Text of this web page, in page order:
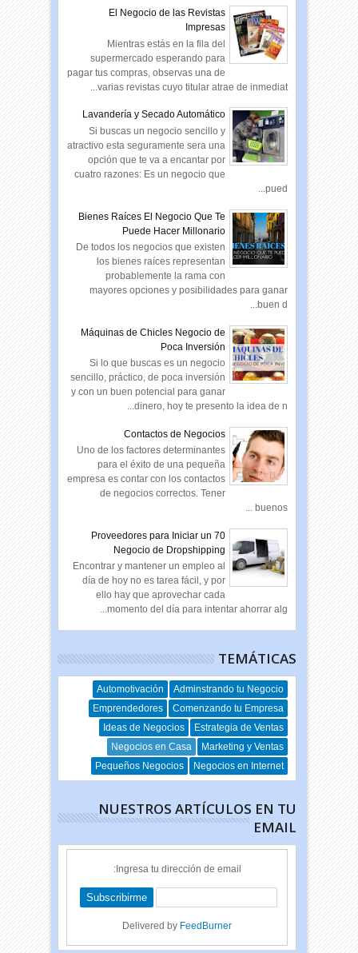
El Negocio de las Revistas
Impresas
Mientras estás en la fila del
supermercado esperando para
pagar tus compras, observas una de
varias revistas cuyo titular atrae de inmediat...
Lavandería y Secado Automático
Si buscas un negocio sencillo y
atractivo esta seguramente sera una
opción que te va a encantar por
cuatro razones: Es un negocio que
pued...
Bienes Raíces El Negocio Que Te
Puede Hacer Millonario
De todos los negocios que existen
los bienes raíces representan
probablemente la rama con
mayores opciones y posibilidades para ganar
buen d...
Máquinas de Chicles Negocio de
Poca Inversión
Si lo que buscas es un negocio
sencillo, práctico, de poca inversión
y con un buen potencial para ganar
dinero, hoy te presento la idea de n...
Contactos de Negocios
Uno de los factores determinantes
para el éxito de una pequeña
empresa es contar con los contactos
de negocios correctos. Tener
buenos ...
70 Proveedores para Iniciar un
Negocio de Dropshipping
Encontrar y mantener un empleo al
día de hoy no es tarea fácil, y por
ello hay que aprovechar cada
momento del día para intentar ahorrar alg...
TEMÁTICAS
Adminstrando tu Negocio
Automotivación
Comenzando tu Empresa
Emprendedores
Estrategia de Ventas
Ideas de Negocios
Marketing y Ventas
Negocios en Casa
Negocios en Internet
Pequeños Negocios
NUESTROS ARTÍCULOS EN TU
EMAIL
Ingresa tu dirección de email:
Delivered by FeedBurner